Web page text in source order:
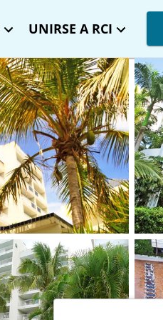
UNIRSE A RCI